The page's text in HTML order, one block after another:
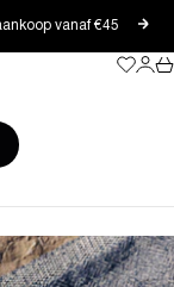
vanaf €45